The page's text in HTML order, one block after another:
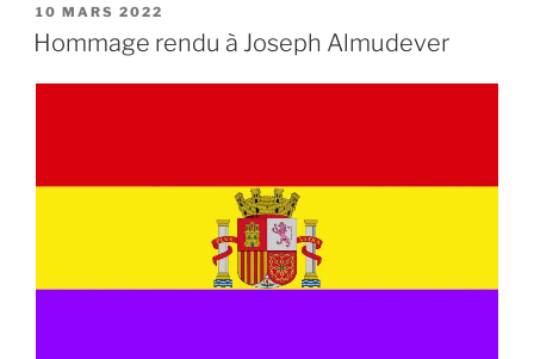
PUBLIÉ
LE
10 MARS 2022
Hommage rendu à Joseph Almudever